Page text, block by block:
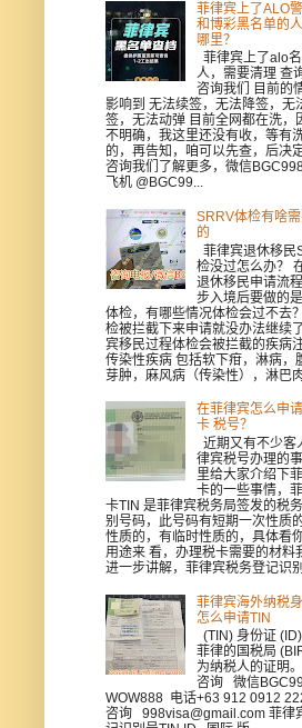
菲律宾上了ALO
和博彩黑名单的
哪里？
菲律宾上了alo
人，需要清理 查
咨询我们 目前的
影响到 无法续签，无法降签，无
签，无法动弹 目前全网都在洗，
不明确，我这里还没有收，等有
的，再告知，咱可以先查，后决
咨询我们了解更多，微信
飞机 @BGC99...
SRRV体检有啥
的
菲律宾退休移民
检没过怎么办？
退休移民申请流
步入境后要做的
体检，有哪些情况体检会过不去
检被拦截下来申请就没办法继续
宾移民过程体检会被拦截的疾病
传染性疾病 包括软下疳，淋病，
芽肿，麻风病（传染性），淋巴肉
在菲律宾怎么申
卡 税号？
近期又有不少客
律宾税号办理的
里给大家介绍下
卡的一些事情，
卡TIN 是菲律宾税务局签发的税
别号码，此号码有短期一次性质
性质的，有临时性质的，具体看
用途来 看，办理税卡需要的材料
进一步讲解，菲律宾税务登记识别
菲律宾海外纳税
怎么申请TIN
(TIN) 身份证
菲律的国税局
为纳税人的证明
咨询 微信
WOW888 电话+63 912 0912
咨询 998visa@gmail.com 菲律